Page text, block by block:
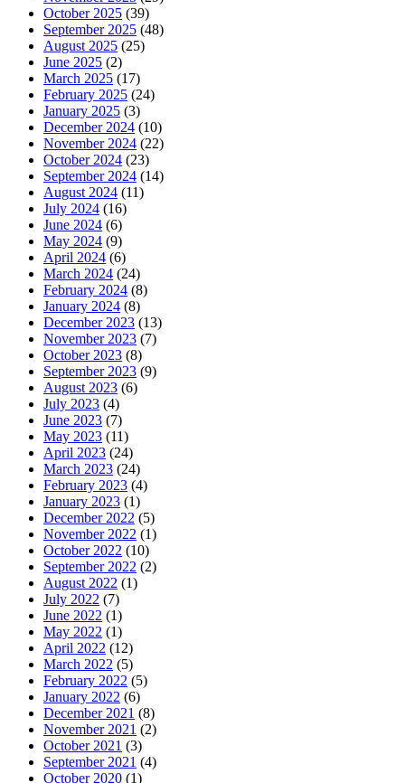
October 2025 (39)
September 2025 (48)
August 2025 (25)
June 2025 (2)
March 2025 (17)
February 2025 (24)
January 2025 (3)
December 2024 (10)
November 2024 (22)
October 2024 (23)
September 2024 (14)
August 2024 (11)
July 2024 (16)
June 2024 (6)
May 2024 (9)
April 2024 (6)
March 2024 (24)
February 2024 (8)
January 2024 (8)
December 2023 (13)
November 2023 (7)
October 2023 (8)
September 2023 (9)
August 2023 (6)
July 2023 (4)
June 2023 (7)
May 2023 (11)
April 2023 (24)
March 2023 (24)
February 2023 (4)
January 2023 (1)
December 2022 (5)
November 2022 (1)
October 2022 (10)
September 2022 (2)
August 2022 (1)
July 2022 (7)
June 2022 (1)
May 2022 (1)
April 2022 (12)
March 2022 (5)
February 2022 (5)
January 2022 (6)
December 2021 (8)
November 2021 (2)
October 2021 (3)
September 2021 (4)
October 2020 (1)